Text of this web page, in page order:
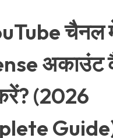
चैनल
(2026